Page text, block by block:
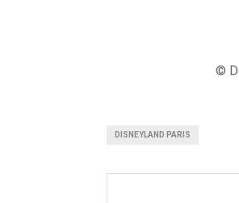
©
DISNEYLAND PARIS